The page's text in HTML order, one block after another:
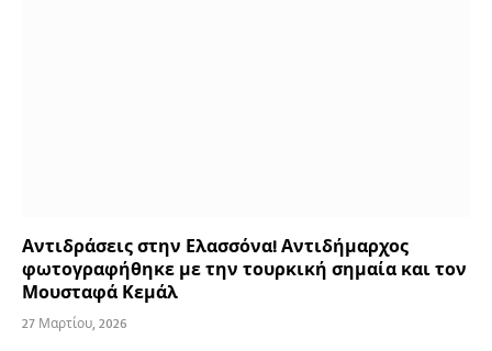
Αντιδράσεις στην Ελασσόνα! Αντιδήμαρχος
φωτογραφήθηκε με την τουρκική σημαία και τον
Μουσταφά Κεμάλ
27 Μαρτίου, 2026